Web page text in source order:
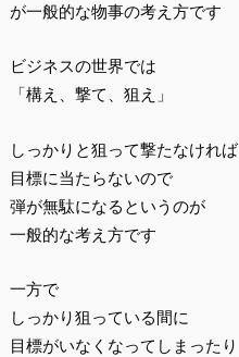
が一般的な物事の考え方です
ビジネスの世界では
「構え、撃て、狙え」
しっかりと狙って撃たなければ
目標に当たらないので
弾が無駄になるというのが
一般的な考え方です
一方で
しっかり狙っている間に
目標がいなくなってしまったり